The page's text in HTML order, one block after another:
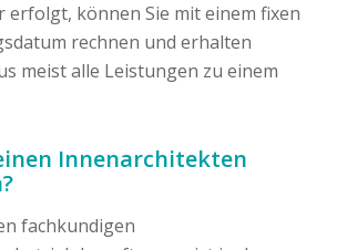
erfolgt, können Sie mit einem fixen
rechnen und erhalten
meist alle Leistungen zu einem
Innenarchitekten
fachkundigen